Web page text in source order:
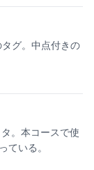
グ。中点付きの
。本コースで使
ている。